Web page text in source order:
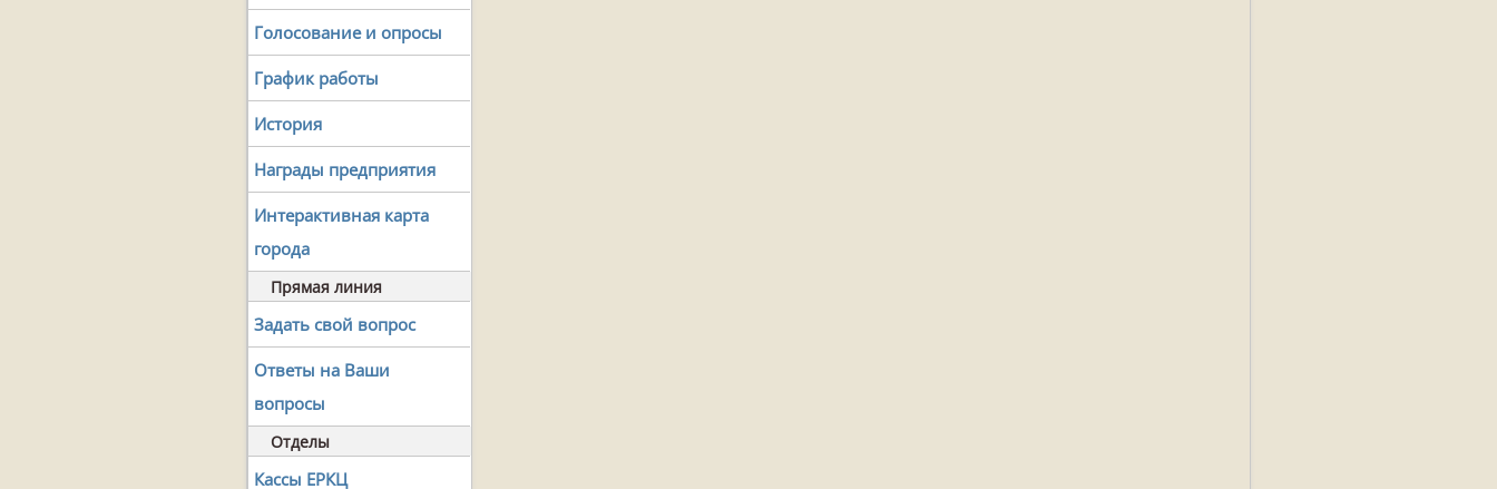
Голосование и опросы
График работы
История
Награды предприятия
Интерактивная карта
города
Прямая линия
Задать свой вопрос
Ответы на Ваши
вопросы
Отделы
Кассы ЕРКЦ